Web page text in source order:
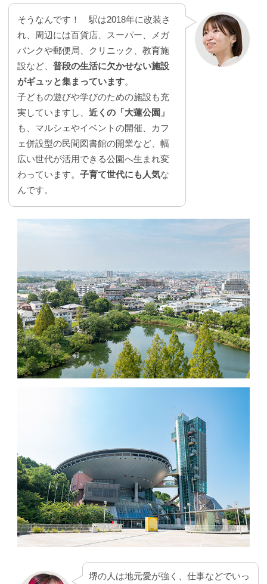
そうなんです！ 駅は2018年に改装さ
れ、周辺には百貨店、スーパー、メガ
バンクや郵便局、クリニック、教育施
設など、 普段の生活に欠かせない施設
がギュッと集まっています。
子どもの遊びや学びのための施設も充
実していますし、 近くの「大蓮公園」
も、マルシェやイベントの開催、カフ
ェ併設型の民間図書館の開業など、幅
広い世代が活用できる公園へ生まれ変
わっています。 子育て世代にも人気な
んです。
堺の人は地元愛が強く、仕事などでいっ